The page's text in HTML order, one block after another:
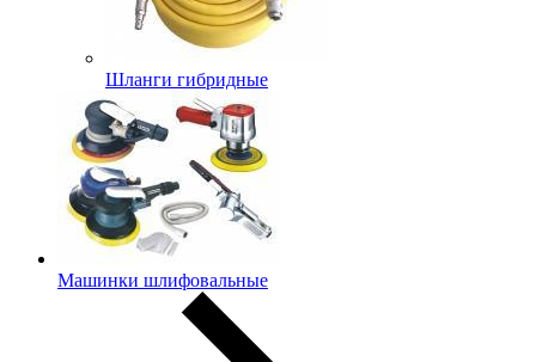
Шланги гибридные
Машинки шлифовальные